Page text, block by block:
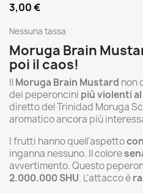
3,00 €
Nessuna tassa
Moruga Brain
poi il caos!
IlMoruga Brain Mustard non
dei peperoncini più violenti
diretto del Trinidad Moruga
aromatico ancora più
I frutti hanno quell'aspetto
inganna nessuno. Il colore
avvertimento. Questo
2.000.000 SHU. L'attacco è